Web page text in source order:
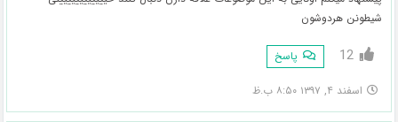
شیطونن هردوشون
12 پاسخ
اسفند ۴, ۱۳۹۷ ۸:۵۰ ب.ظ